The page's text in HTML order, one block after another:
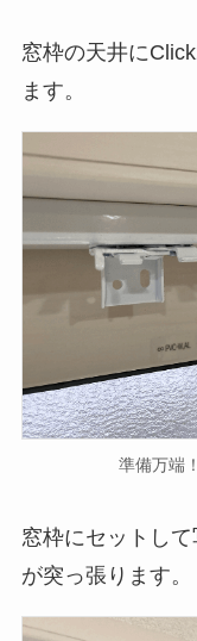
窓枠の天井に
ます。
準備万端
窓枠にセットし
が突っ張ります。